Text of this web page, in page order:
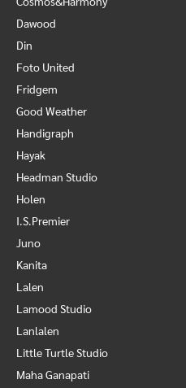
Dawood
Din
Foto United
Fridgem
Good Weather
Handigraph
Hayak
Headman Studio
Holen
I.S.Premier
Juno
Kanita
Lalen
Lamood Studio
Lanlalen
Little Turtle Studio
Maha Ganapati